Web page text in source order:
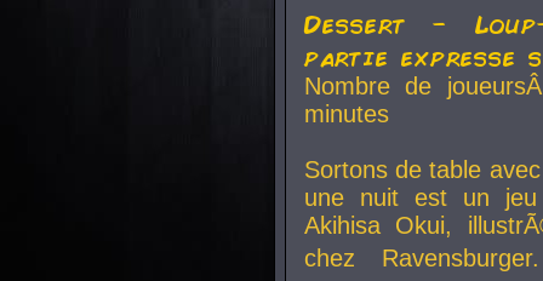
Dessert -
partie expresse
Nombre de
minutes
Sortons de table
une nuit est un
Akihisa Okui,
chez